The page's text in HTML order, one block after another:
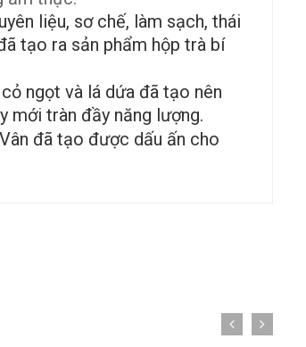
liệu, sơ chế, làm sạch, thái
tạo ra sản phẩm hộp trà bí
ngọt và lá dứa đã tạo nên
mới tràn đầy năng lượng.
đã tạo được dấu ấn cho